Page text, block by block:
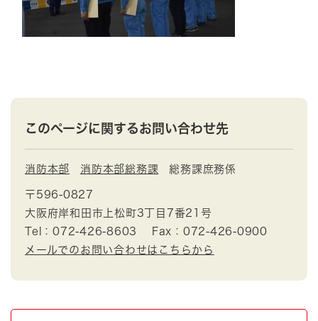
このページに関するお問い合わせ先
消防本部 消防本部総務課 総務課庶務係
〒596-0827
大阪府岸和田市上松町3丁目7番21号
Tel：072-426-8603
Fax：072-426-0900
メールでのお問い合わせはこちらから